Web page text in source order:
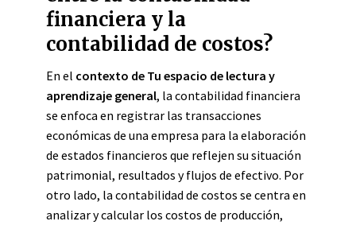
financiera y la
contabilidad de costos?
En el contexto de Tu espacio de lectura y
aprendizaje general, la contabilidad financiera
se enfoca en registrar las transacciones
económicas de una empresa para la elaboración
de estados financieros que reflejen su situación
patrimonial, resultados y flujos de efectivo. Por
otro lado, la contabilidad de costos se centra en
analizar y calcular los costos de producción,